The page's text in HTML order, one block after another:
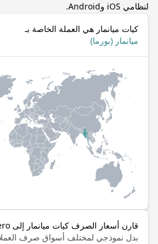
لنظامي iOS وAndroid.
كيات ميانمار هي العملة الخاصة بـ
ميانمار (بورما)
قارن أسعار الصرف كيات ميانمار إلى Monero
بدل نموذجي لمختلف أسواق صرف